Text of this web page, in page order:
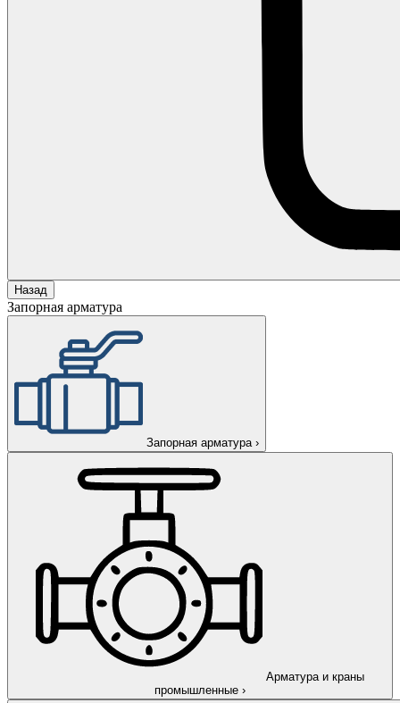
Назад
Запорная арматура
Запорная арматура ›
Арматура и краны
промышленные ›